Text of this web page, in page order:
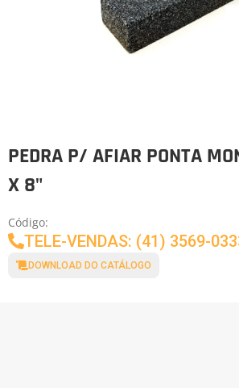
PEDRA P/ AFIAR PONTA
X 8"
Código:
TELE-VENDAS: (41) 3569-
DOWNLOAD DO CATÁLOGO